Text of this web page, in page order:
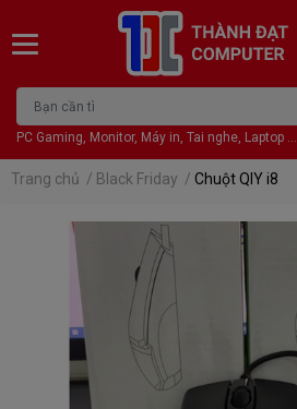
PC Gaming, Monitor, Máy in, Tai nghe, Laptop ...
Trang chủ / Black Friday / Chuột QIY i8